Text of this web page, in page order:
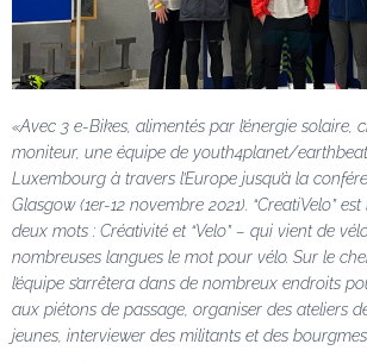
«Avec 3 e-Bikes, alimentés par l’énergie solaire,
moniteur, une équipe de youth4planet/
Luxembourg à travers l’Europe jusqu’à la
Glasgow (1er-12 novembre 2021). “CreatiVelo”
deux mots : Créativité et “Velo” – qui vient de
nombreuses langues le mot pour vélo. Sur le
l’équipe s’arrêtera dans de nombreux endroits
aux piétons de passage, organiser des ateliers
jeunes, interviewer des militants et des